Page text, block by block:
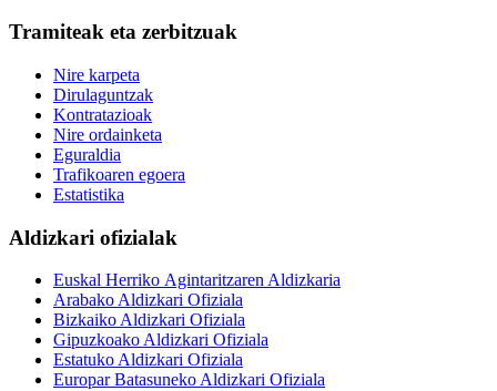
Tramiteak eta zerbitzuak
Nire karpeta
Dirulaguntzak
Kontratazioak
Nire ordainketa
Eguraldia
Trafikoaren egoera
Estatistika
Aldizkari ofizialak
Euskal Herriko Agintaritzaren Aldizkaria
Arabako Aldizkari Ofiziala
Bizkaiko Aldizkari Ofiziala
Gipuzkoako Aldizkari Ofiziala
Estatuko Aldizkari Ofiziala
Europar Batasuneko Aldizkari Ofiziala